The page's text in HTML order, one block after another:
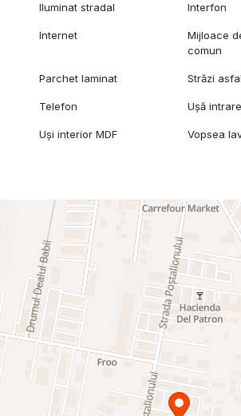
Iluminat stradal Interfon
Internet
Mijloace
comun
Parchet laminat Străzi
Telefon Ușă
Uși interior MDF Vopsea